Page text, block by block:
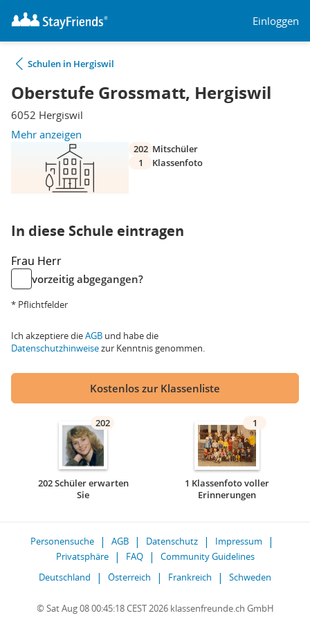
Einloggen
Schulen in Hergiswil
Oberstufe Grossmatt, Hergiswil
6052 Hergiswil
Mehr anzeigen
202 Mitschüler
1
Klassenfoto
In diese Schule eintragen
Frau Herr
vorzeitig abgegangen?
* Pflichtfelder
Ich akzeptiere dieAGB und habe die
Datenschutzhinweisezur Kenntnis genommen.
Kostenlos zur Klassenliste
202
202 Schüler erwarten
Sie
1
1 Klassenfoto voller
Erinnerungen
Personensuche AGB Datenschutz
Impressum
Privatsphäre
FAQ
Community Guidelines
Deutschland
Österreich Frankreich Schweden
© Sat Aug 08 00:45:18 CEST 2026 klassenfreunde.ch GmbH